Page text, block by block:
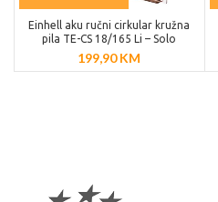
Einhell aku ručni cirkular kružna
pila TE-CS 18/165 Li – Solo
199,90KM